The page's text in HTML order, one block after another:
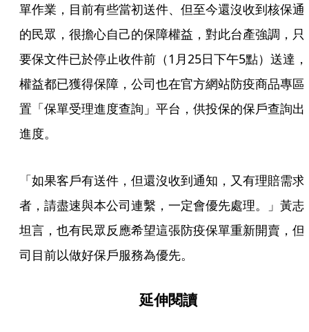
單作業，目前有些當初送件、但至今還沒收到核保通
的民眾，很擔心自己的保障權益，對此台產強調，只
要保文件已於停止收件前（1月25日下午5點）送達，
權益都已獲得保障，公司也在官方網站防疫商品專區
置「保單受理進度查詢」平台，供投保的保戶查詢出
進度。
「如果客戶有送件，但還沒收到通知，又有理賠需求
者，請盡速與本公司連繫，一定會優先處理。」黃志
坦言，也有民眾反應希望這張防疫保單重新開賣，但
司目前以做好保戶服務為優先。
延伸閱讀